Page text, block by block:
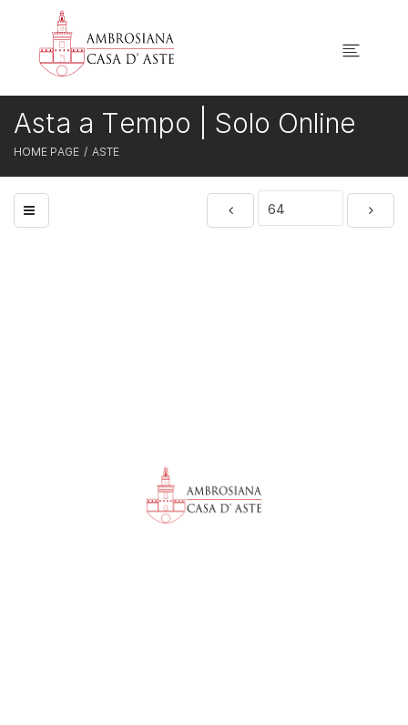
HOME PAGE ASTE
Asta a Tempo | Solo Online